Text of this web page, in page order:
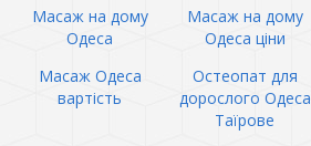
Масаж на дому
Одеса
Масаж на дому
Одеса ціни
Масаж Одеса
вартість
Остеопат для
дорослого Одеса
Таїрове